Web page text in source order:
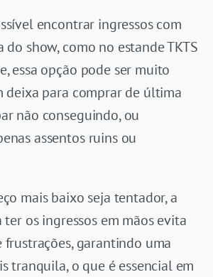
encontrar ingressos com
show, como no estande TKTS
essa opção pode ser muito
deixa para comprar de última
não conseguindo, ou
assentos ruins ou
mais baixo seja tentador, a
ter os ingressos em mãos evita
garantindo uma
tranquila, o que é essencial em